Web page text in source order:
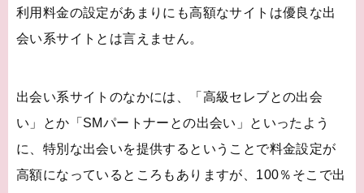
利用料金の設定があまりにも高額なサイトは優良な出
会い系サイトとは言えません。
出会い系サイトのなかには、「高級セレブとの出会
い」とか「SMパートナーとの出会い」といったよう
に、特別な出会いを提供するということで料金設定が
高額になっているところもありますが、100％そこで出